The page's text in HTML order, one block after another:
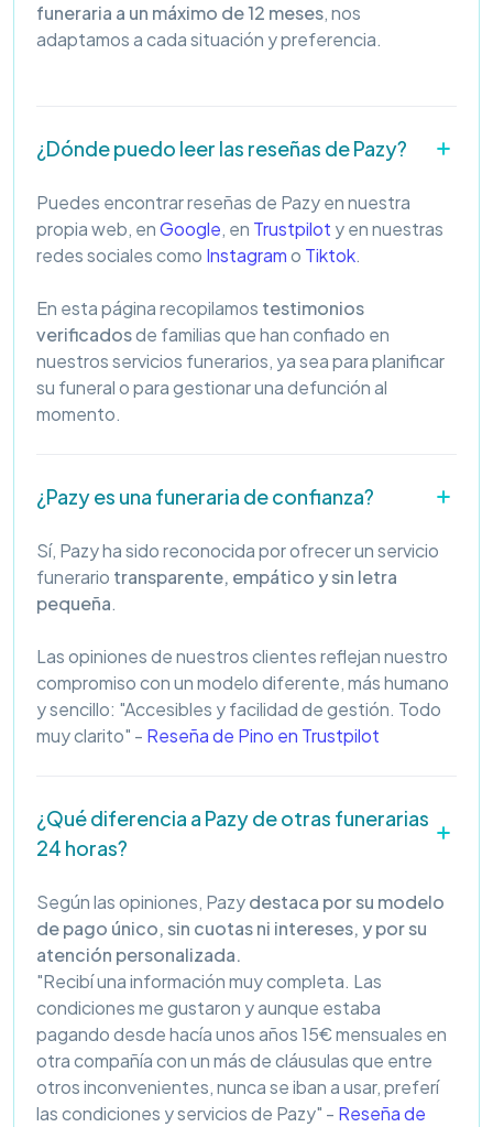
funeraria a un máximo de 12 meses, nos
adaptamos a cada situación y preferencia.
¿Dónde puedo leer las reseñas de Pazy?
Puedes encontrar reseñas de Pazy en nuestra
propia web, enGoogle, en Trustpilot y en nuestras
redes sociales como Instagramo Tiktok.
En esta página recopilamos testimonios
verificadosde familias que han confiado en
nuestros servicios funerarios, ya sea para planificar
su funeral o para gestionar una defunción al
momento.
¿Pazy es una funeraria de confianza?
Sí, Pazy ha sido reconocida por ofrecer un servicio
funerario transparente, empático y sin letra
pequeña.
Las opiniones de nuestros clientes reflejan nuestro
compromiso con un modelo diferente, más humano
y sencillo: "Accesibles y facilidad de gestión. Todo
muy clarito" - Reseña de Pino en Trustpilot
¿Qué diferencia a Pazy de otras funerarias
24 horas?
Según las opiniones, Pazydestaca por su modelo
de pago único, sin cuotas ni intereses, y por su
atención personalizada.
"Recibí una información muy completa. Las
condiciones me gustaron y aunque estaba
pagando desde hacía unos años 15€ mensuales en
otra compañía con un más de cláusulas que entre
otros inconvenientes, nunca se iban a usar, preferí
las condiciones y servicios de Pazy" - Reseña de